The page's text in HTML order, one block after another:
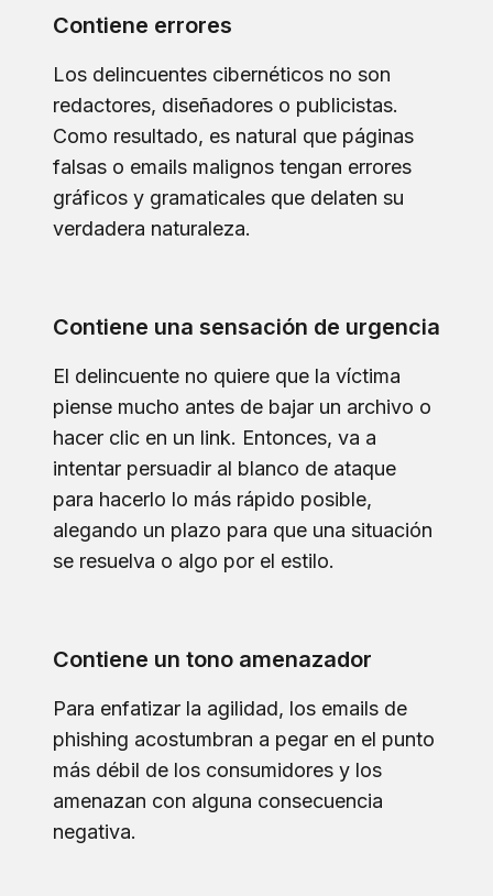
Contiene errores
Los delincuentes cibernéticos no son
redactores, diseñadores o publicistas.
Como resultado, es natural que páginas
falsas o emails malignos tengan errores
gráficos y gramaticales que delaten su
verdadera naturaleza.
Contiene una sensación de urgencia
El delincuente no quiere que la víctima
piense mucho antes de bajar un archivo o
hacer clic en un link. Entonces, va a
intentar persuadir al blanco de ataque
para hacerlo lo más rápido posible,
alegando un plazo para que una situación
se resuelva o algo por el estilo.
Contiene un tono amenazador
Para enfatizar la agilidad, los emails de
phishing acostumbran a pegar en el punto
más débil de los consumidores y los
amenazan con alguna consecuencia
negativa.